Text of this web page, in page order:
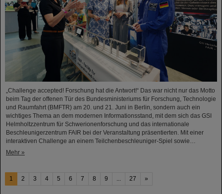
„Challenge accepted! Forschung hat die Antwort!“ Das war nicht nur das Motto
beim Tag der offenen Tür des Bundesministeriums für Forschung, Technologie
und Raumfahrt (BMFTR) am 20. und 21. Juni in Berlin, sondern auch ein
wichtiges Thema an dem modernen Informationsstand, mit dem sich das GSI
Helmholtzzentrum für Schwerionenforschung und das internationale
Beschleunigerzentrum FAIR bei der Veranstaltung präsentierten. Mit einer
interaktiven Challenge an einem Teilchenbeschleuniger-Spiel sowie…
Mehr »
1 2 3 4 5 6 7 8 9 27 »